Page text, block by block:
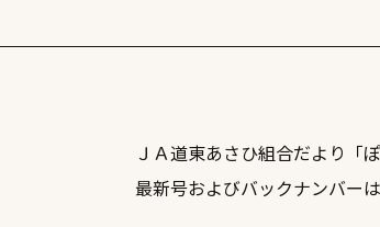
ＪＡ道東あさひ組合だより「
最新号およびバックナンバー